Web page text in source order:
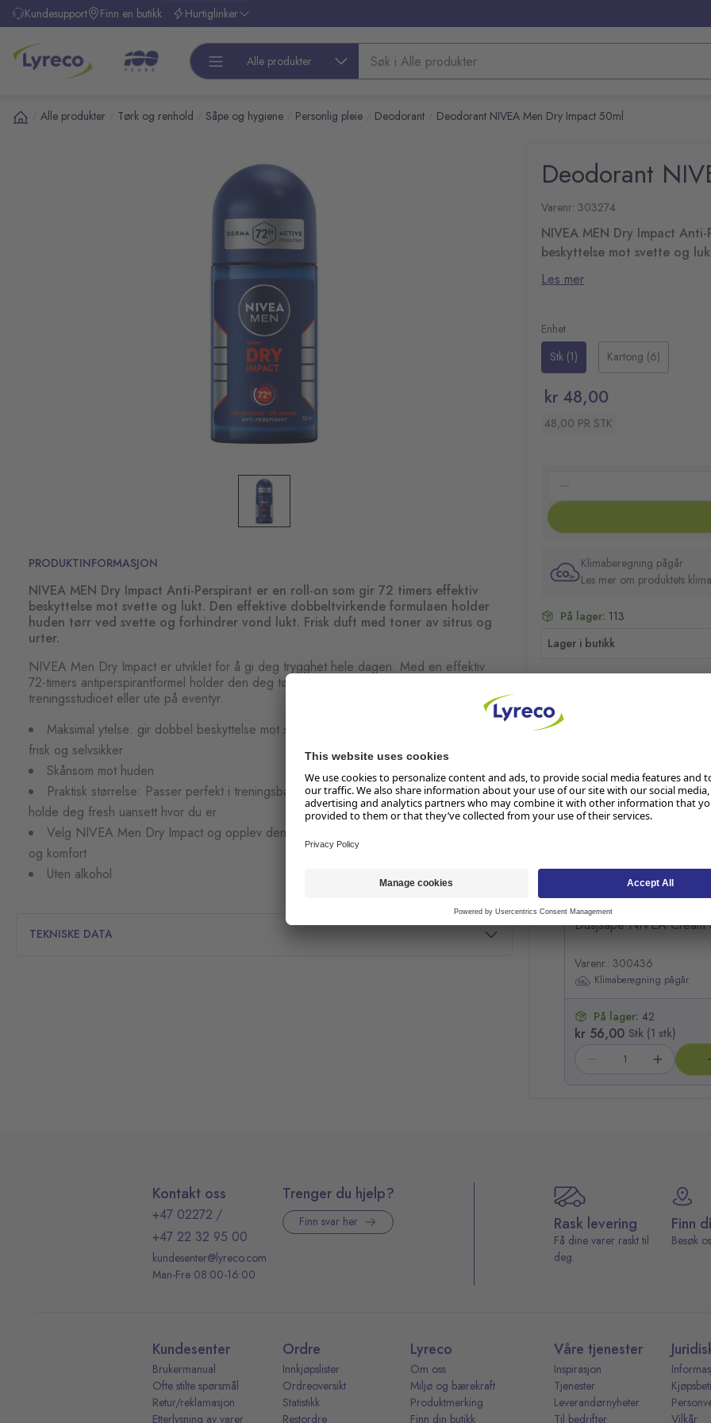
hovedinnhold
Kundesupport Finn en butikk Hurtiglinker
Alle produkter Søk etter produkter
Alle produkter Tørk og renhold Såpe og hygiene Personlig pleie Deodorant Deodorant NIVEA Men Dry Impact 50ml
PRODUKTINFORMASJON
NIVEA MEN Dry Impact Anti-Perspirant er en roll-on som gir 72 timers effektiv
beskyttelse mot svette og lukt. Den effektive dobbeltvirkende formulaen holder
huden tørr ved svette og forhindrer vond lukt. Frisk duft med toner av sitrus og
urter.
NIVEA Men Dry Impact er utviklet for å gi deg trygghet hele dagen. Med en effektiv
72-timers antiperspirantformel holder den deg tørr, uansett om du er på jobb, i
treningsstudioet eller ute på eventyr.
Maksimal ytelse: gir dobbel beskyttelse mot svette og lukt, slik at du alltid føler deg
frisk og selvsikker
Skånsom mot huden
Praktisk størrelse: Passer perfekt i treningsbagen eller på reise, slik at du alltid kan
holde deg fresh uansett hvor du er
Velg NIVEA Men Dry Impact og opplev den optimale kombinasjonen av beskyttelse
og komfort
Uten alkohol
TEKNISKE DATA
Deodorant
Varenr: 303274
NIVEA MEN Dry Impact
beskyttelse mot svette og
tørr ved svette og
NIVEA Men Dry Impact er
timers antiperspirantformel
Skånsom mot huden
Praktisk størrelse:
Velg NIVEA Men Dry
komfort
Les mer
Enhet
Stk (1)
Kartong (6)
kr 48,00
48,00 PR STK
Klimaberegning pågår
Les mer om produktets
På lager: 113
Lager i butikk
RELATERTE PRODUKTER
Dusjsåpe NIVEA
Varenr.: 300436
Klimaberegning pågår
På lager: 42
kr 56,00 Stk (1 stk)
Kontakt oss
+47 02272 /
+47 22 32 95 00
kundesenter@lyreco.com
Man-Fre 08:00-16:00
Trenger du hjelp?
Finn svar her Rask levering
Få dine varer raskt til
deg.
Finn
Besøk
Kundesenter
Brukermanual
Ofte stilte spørsmål
Retur/reklamasjon
Etterlysning av varer
Ordre
Innkjøpslister
Ordreoversikt
Statistikk
Restordre
Lyreco
Om oss
Miljø og bærekraft
Produktmerking
Finn din butikk
Våre tjenester
Inspirasjon
Tjenester
Leverandørnyheter
Til bedrifter
Vilkår